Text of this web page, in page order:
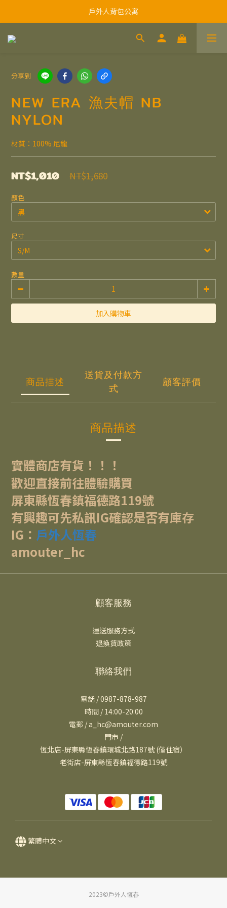
戶外人背包公寓
分享到
NEW ERA 漁夫帽 NB
NYLON
材質：100% 尼龍
NT$1,010 NT$1,680
顏色
尺寸
數量
加入購物車
商品描述
送貨及付款方
式
顧客評價
商品描述
實體商店有貨！！！
歡迎直接前往體驗購買
屏東縣恆春鎮福德路119號
有興趣可先私訊IG確認是否有庫存
IG： 戶外人恆春
amouter_hc
顧客服務
運送服務方式
退換貨政策
聯絡我們
電話 / 0987-878-987
時間 / 14:00-20:00
電郵 / a_hc@amouter.com
門市 /
恆北店-屏東縣恆春鎮環城北路187號 (僅住宿）
老街店-屏東縣恆春鎮福德路119號
繁體中文
2023©戶外人恆春